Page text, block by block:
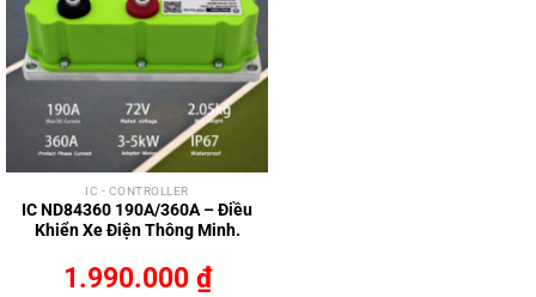
IC - CONTROLLER
IC ND84360 190A/360A – Điều
Khiển Xe Điện Thông Minh.
1.990.000 ₫